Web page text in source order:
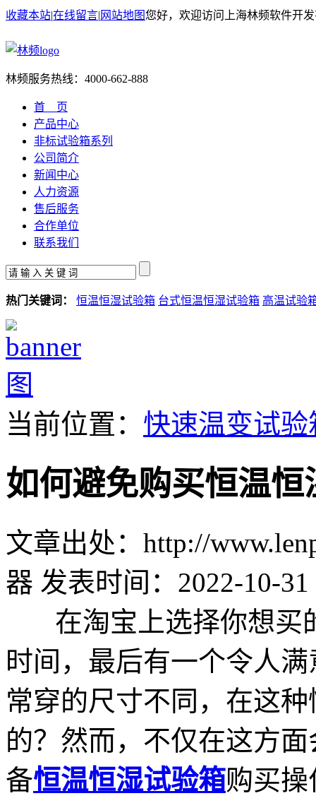
收藏本站|在线留言| 网站地图您好，欢迎访问上海林频软件开
林频服务热线： 4000-662-888
首 页
产品中心
非标试验箱系列
公司简介
新闻中心
人力资源
售后服务
合作单位
联系我们
热门关键词： 恒温恒湿试验箱 台式恒温恒湿试验箱 高温试验
当前位置： 快速温变试验
如何避免购买恒温
文章出处：http://
器 发表时间：2022-10-31
在淘宝上选择你想买
时间，最后有一个令人
常穿的尺寸不同，在这
的？然而，不仅在这方
备恒温恒湿试验箱购买